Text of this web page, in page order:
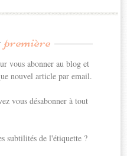
première
vous abonner au blog et
nouvel article par email.
vous désabonner à tout
subtilités de l'étiquette ?